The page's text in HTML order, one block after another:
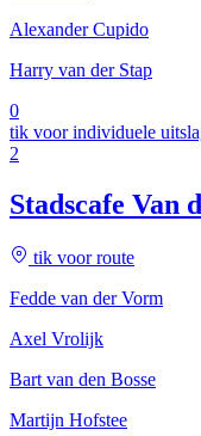
Alexander Cupido
Harry van der Stap
0
tik voor individuele
2
Stadscafe Van
tik voor route
Fedde van der Vorm
Axel Vrolijk
Bart van den Bosse
Martijn Hofstee